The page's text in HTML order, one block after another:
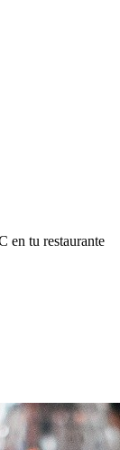
en tu restaurante